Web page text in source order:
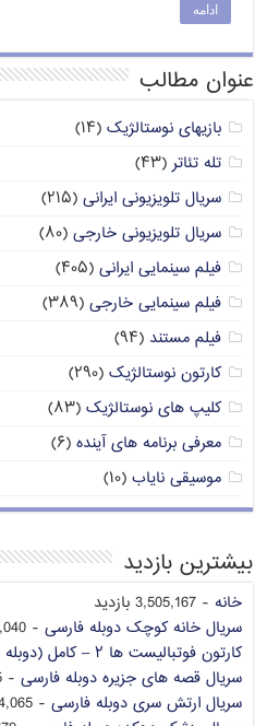
ادامه
عنوان مطالب
بازیهای نوستالژیک (۱۴)
تله تئاتر(۴۳)
سریال تلویزیونی ایرانی (۲۱۵)
سریال تلویزیونی خارجی (۸۰)
فیلم سینمایی ایرانی (۴۰۵)
فیلم سینمایی خارجی (۳۸۹)
فیلم مستند (۹۴)
کارتون نوستالژیک (۲۹۰)
کلیپ های نوستالژیک (۸۳)
معرفی برنامه های آینده (۶)
موسیقی نایاب (۱۰)
بیشترین بازدید
خانه - 3,505,167 بازدید
سریال خانه کوچک دوبله فارسی - 965,040 بازدید
کارتون فوتبالیست ها ۲ – کامل (دوبله فارسی)
سریال قصه های جزیره دوبله فارسی - 711,905 بازدید
سریال ارتش سری دوبله فارسی - 694,065 بازدید